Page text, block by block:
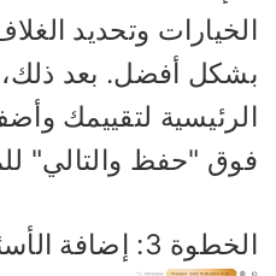
وتحديد
أفضل. بعد ذلك،
لتقييمك
"حفظ والتالي"
3: إضافة الأسئلة